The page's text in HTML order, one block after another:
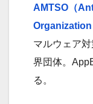
AMTSO（
Organization
マルウェア
界団体。
る。